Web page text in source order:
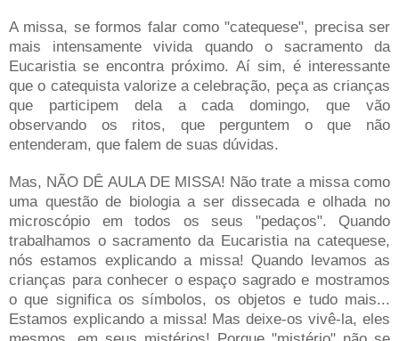
A missa, se formos falar como "catequese", precisa ser
mais intensamente vivida quando o sacramento da
Eucaristia se encontra próximo. Aí sim, é interessante
que o catequista valorize a celebração, peça as crianças
que participem dela a cada domingo, que vão
observando os ritos, que perguntem o que não
entenderam, que falem de suas dúvidas.
Mas, NÃO DÊ AULA DE MISSA! Não trate a missa como
uma questão de biologia a ser dissecada e olhada no
microscópio em todos os seus "pedaços". Quando
trabalhamos o sacramento da Eucaristia na catequese,
nós estamos explicando a missa! Quando levamos as
crianças para conhecer o espaço sagrado e mostramos
o que significa os símbolos, os objetos e tudo mais...
Estamos explicando a missa! Mas deixe-os vivê-la, eles